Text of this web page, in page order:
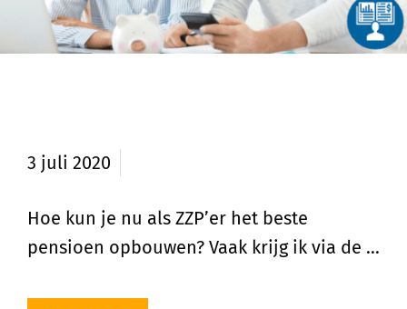
3 juli 2020
Hoe kun je nu als ZZP’er het beste
pensioen opbouwen? Vaak krijg ik via de …